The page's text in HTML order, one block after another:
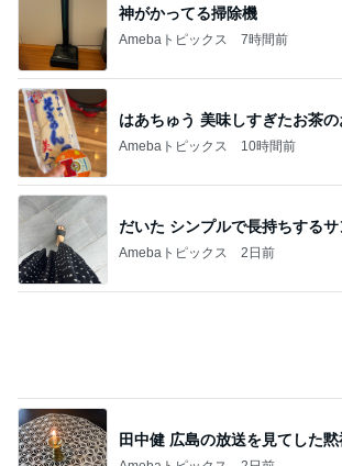
家に来た父に言われ救われた言葉
Amebaトピックス
記事を読む